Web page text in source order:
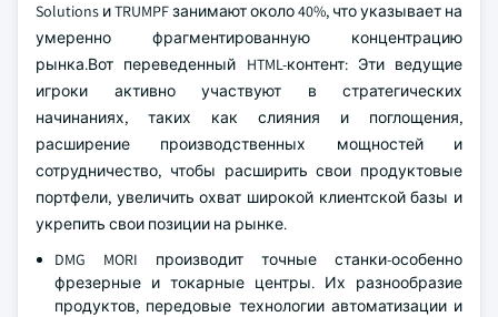
Solutions и TRUMPF занимают около 40%, что указывает на
умеренно фрагментированную концентрацию
рынка.Вот переведенный HTML-контент: Эти ведущие
игроки активно участвуют в стратегических
начинаниях, таких как слияния и поглощения,
расширение производственных мощностей и
сотрудничество, чтобы расширить свои продуктовые
портфели, увеличить охват широкой клиентской базы и
укрепить свои позиции на рынке.
DMG MORI производит точные станки-особенно
фрезерные и токарные центры. Их разнообразие
продуктов, передовые технологии автоматизации и